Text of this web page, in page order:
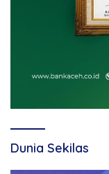
Dunia Sekilas